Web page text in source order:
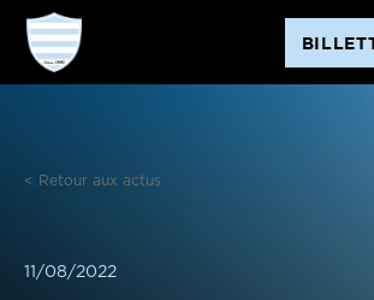
Aller
contenu
< Retour aux actus
11/08/2022